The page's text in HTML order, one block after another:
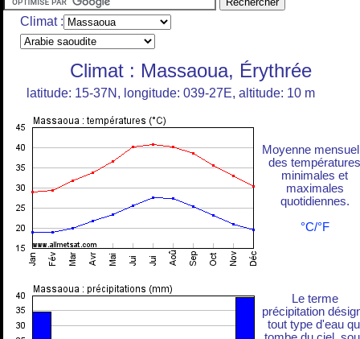
Climat :
Climat : Massaoua, Érythrée
latitude: 15-37N, longitude: 039-27E, altitude: 10 m
Moyenne
des températures
minimales et
maximales
quotidiennes.
°C/°F
Le terme
précipitation
tout type d'eau